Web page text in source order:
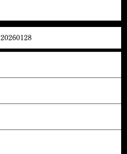
20260128